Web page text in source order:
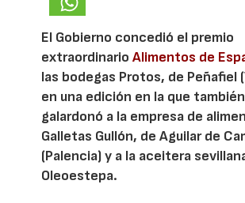
El Gobierno concedió el premio
extraordinarioAlimentos de
las bodegas Protos, de Peñafiel
en una edición en la que
galardonó a la empresa de
Galletas Gullón, de Aguilar de
(Palencia) y a la aceitera
Oleoestepa.